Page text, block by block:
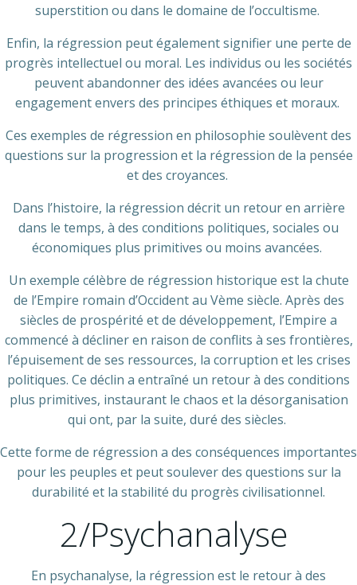
superstition ou dans le domaine de l’occultisme.
Enfin, la régression peut également signifier une perte de
progrès intellectuel ou moral. Les individus ou les sociétés
peuvent abandonner des idées avancées ou leur
engagement envers des principes éthiques et moraux.
Ces exemples de régression en philosophie soulèvent des
questions sur la progression et la régression de la pensée
et des croyances.
Dans l’histoire, la régression décrit un retour en arrière
dans le temps, à des conditions politiques, sociales ou
économiques plus primitives ou moins avancées.
Un exemple célèbre de régression historique est la chute
de l’Empire romain d’Occident au Vème siècle. Après des
siècles de prospérité et de développement, l’Empire a
commencé à décliner en raison de conflits à ses frontières,
l’épuisement de ses ressources, la corruption et les crises
politiques. Ce déclin a entraîné un retour à des conditions
plus primitives, instaurant le chaos et la désorganisation
qui ont, par la suite, duré des siècles.
Cette forme de régression a des conséquences importantes
pour les peuples et peut soulever des questions sur la
durabilité et la stabilité du progrès civilisationnel.
2/Psychanalyse
En psychanalyse, la régression est le retour à des